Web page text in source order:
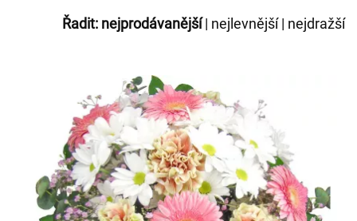
Řadit: nejprodávanější| nejlevnější| nejdražší